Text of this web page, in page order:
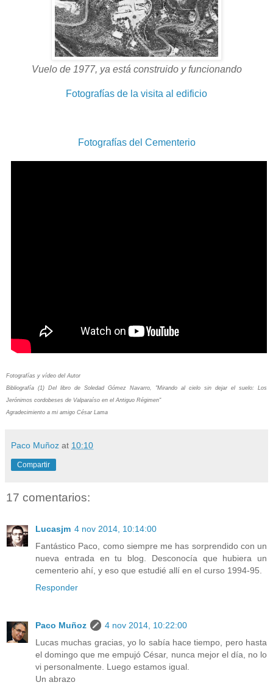
Vuelo de 1977, ya está construido y funcionando
Fotografías de la visita al edificio
Fotografías del Cementerio
Fotografías y vídeo del Autor
Bibliografía (1) Del libro de Soledad Gómez Navarro, "Mirando al cielo sin dejar el suelo: Los
Jerónimos cordobeses de Valparaíso en el Antiguo Régimen"
Agradecimiento a mi amigo César Lama
Paco Muñoz at 10:10
Compartir
17 comentarios:
Lucasjm 4 nov 2014, 10:14:00
Fantástico Paco, como siempre me has sorprendido con un
nueva entrada en tu blog. Desconocía que hubiera un
cementerio ahí, y eso que estudié allí en el curso 1994-95.
Responder
Paco Muñoz
4 nov 2014, 10:22:00
Lucas muchas gracias, yo lo sabía hace tiempo, pero hasta
el domingo que me empujó César, nunca mejor el día, no lo
vi personalmente. Luego estamos igual.
Un abrazo